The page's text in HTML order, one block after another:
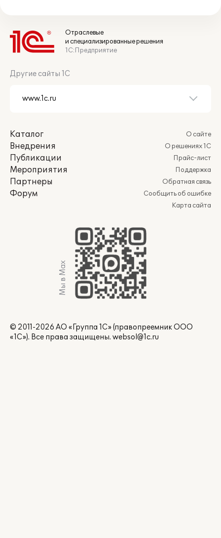
Отраслевые
и специализированные решения
1С:Предприятие
Другие сайты 1С
Каталог
Внедрения
Публикации
Мероприятия
Партнеры
Форум
О сайте
О решениях 1С
Прайс-лист
Поддержка
Обратная связь
Сообщить об ошибке
Карта сайта
Мы в Max
© 2011-2026 АО «Группа 1С» (правопреемник ООО
«1С»). Все права защищены. websol@1c.ru